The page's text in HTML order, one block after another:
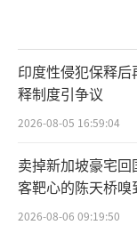
印度性侵犯保释
释制度引争议
2026-08-05 16:59:04
卖掉新加坡豪宅
客靶心的陈天桥
的追寻
2026-08-06 09:19:50